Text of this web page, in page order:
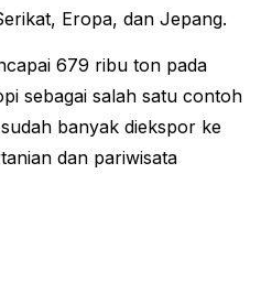
Eropa, dan Jepang.
679 ribu ton pada
sebagai salah satu contoh
banyak diekspor ke
dan pariwisata